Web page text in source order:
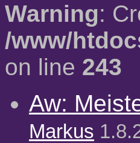
Warning:
/www/
on line 243
Aw:
Markus